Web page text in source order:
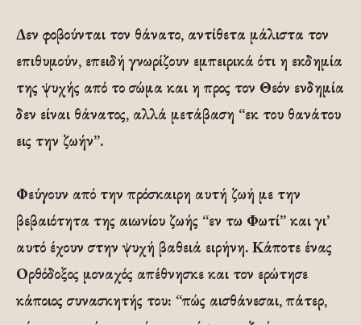
Δεν φοβούνται τον θάνατο, αντίθετα μάλιστα τον
επιθυμούν, επειδή γνωρίζουν εμπειρικά ότι η εκδημία
της ψυχής από το σώμα και η προς τον Θεόν ενδημία
δεν είναι θάνατος, αλλά μετάβαση “εκ του θανάτου
εις την ζωήν”.
Φεύγουν από την πρόσκαιρη αυτή ζωή με την
βεβαιότητα της αιωνίου ζωής “εν τω Φωτί” και γι’
αυτό έχουν στην ψυχή βαθειά ειρήνη. Κάποτε ένας
Ορθόδοξος μοναχός απέθνησκε και τον ερώτησε
κάποιος συνασκητής του: “πώς αισθάνεσαι, πάτερ,